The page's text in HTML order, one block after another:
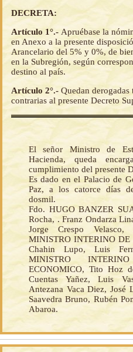
DECRETA:
Artículo 1°.- Apruébase la
en Anexo a la presente
Arancelario del 5% y 0%, de
en la Subregión, según
destino al país.
Artículo 2°.- Quedan derogadas
contrarias al presente Decreto
El señor Ministro de
Hacienda, queda
cumplimiento del presente
Es dado en el Palacio de
Paz, a los catorce días
dosmil.
Fdo. HUGO BANZER
Rocha, . Franz Ondarza
Jorge Crespo Velasco,
MINISTRO INTERINO
Chahin Lupo, Luis
MINISTRO
ECONOMICO, Tito Hoz
Cuentas Yañez, Luis
Antezana Vaca Diez, José
Saavedra Bruno, Rubén
Abaroa.